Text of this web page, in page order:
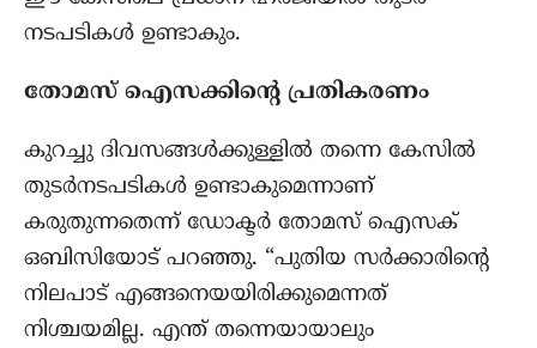
നടപടികൾ ഉണ്ടാകും.
തോമസ്‌ ഐസക്കിന്റെ പ്രതികരണം
കുറച്ചു ദിവസങ്ങള്‍ക്കുള്ളില്‍ തന്നെ കേസിൽ
തുടർനടപടികൾ ഉണ്ടാകുമെന്നാണ്
കരുതുന്നതെന്ന് ഡോക്ടർ തോമസ്‌ ഐസക്
ഒബിസിയോട് പറഞ്ഞു. “പുതിയ സര്‍ക്കാരിന്റെ
നിലപാട് എങ്ങനെയയിരിക്കുമെന്നത്
നിശ്ചയമില്ല. എന്ത് തന്നെയായാലും